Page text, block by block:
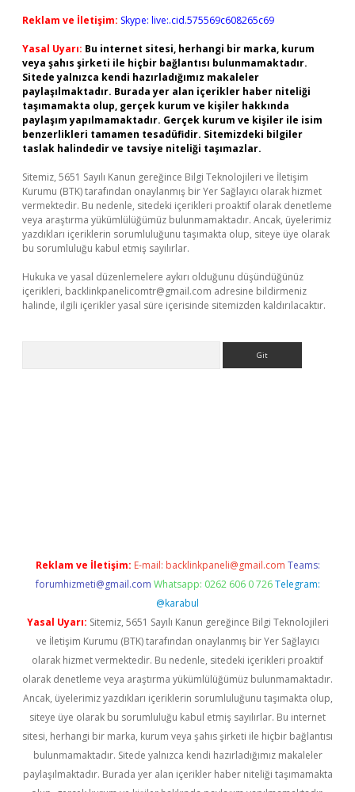
Reklam ve İletişim: Skype: live:.cid.575569c608265c69
Yasal Uyarı: Bu internet sitesi, herhangi bir marka, kurum
veya şahıs şirketi ile hiçbir bağlantısı bulunmamaktadır.
Sitede yalnızca kendi hazırladığımız makaleler
paylaşılmaktadır. Burada yer alan içerikler haber niteliği
taşımamakta olup, gerçek kurum ve kişiler hakkında
paylaşım yapılmamaktadır. Gerçek kurum ve kişiler ile isim
benzerlikleri tamamen tesadüfidir. Sitemizdeki bilgiler
taslak halindedir ve tavsiye niteliği taşımazlar.
Sitemiz, 5651 Sayılı Kanun gereğince Bilgi Teknolojileri ve İletişim
Kurumu (BTK) tarafından onaylanmış bir Yer Sağlayıcı olarak hizmet
vermektedir. Bu nedenle, sitedeki içerikleri proaktif olarak denetleme
veya araştırma yükümlülüğümüz bulunmamaktadır. Ancak, üyelerimiz
yazdıkları içeriklerin sorumluluğunu taşımakta olup, siteye üye olarak
bu sorumluluğu kabul etmiş sayılırlar.
Hukuka ve yasal düzenlemelere aykırı olduğunu düşündüğünüz
içerikleri, backlinkpanelicomtr@gmail.com adresine bildirmeniz
halinde, ilgili içerikler yasal süre içerisinde sitemizden kaldırılacaktır.
Reklam ve İletişim: E-mail: backlinkpaneli@gmail.com Teams:
forumhizmeti@gmail.com Whatsapp: 0262 606 0 726 Telegram:
@karabul
Yasal Uyarı: Sitemiz, 5651 Sayılı Kanun gereğince Bilgi Teknolojileri
ve İletişim Kurumu (BTK) tarafından onaylanmış bir Yer Sağlayıcı
olarak hizmet vermektedir. Bu nedenle, sitedeki içerikleri proaktif
olarak denetleme veya araştırma yükümlülüğümüz bulunmamaktadır.
Ancak, üyelerimiz yazdıkları içeriklerin sorumluluğunu taşımakta olup,
siteye üye olarak bu sorumluluğu kabul etmiş sayılırlar. Bu internet
sitesi, herhangi bir marka, kurum veya şahıs şirketi ile hiçbir bağlantısı
bulunmamaktadır. Sitede yalnızca kendi hazırladığımız makaleler
paylaşılmaktadır. Burada yer alan içerikler haber niteliği taşımamakta